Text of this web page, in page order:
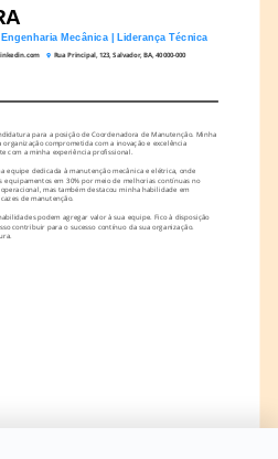
Mecânica | Liderança Técnica
Rua Principal, 123, Salvador, BA, 40000-000
para a posição de Coordenadora de Manutenção. Minha
comprometida com a inovação e excelência
com a minha experiência profissional.
equipe dedicada à manutenção mecânica e elétrica, onde
em 30% por meio de melhorias contínuas no
mas também destacou minha habilidade em
de manutenção.
podem agregar valor à sua equipe. Fico à disposição
contribuir para o sucesso contínuo da sua organização.